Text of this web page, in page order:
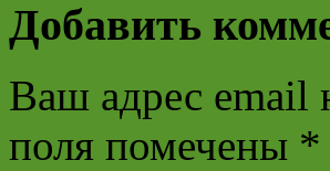
Добавить
Ваш адрес email
поля помечены *